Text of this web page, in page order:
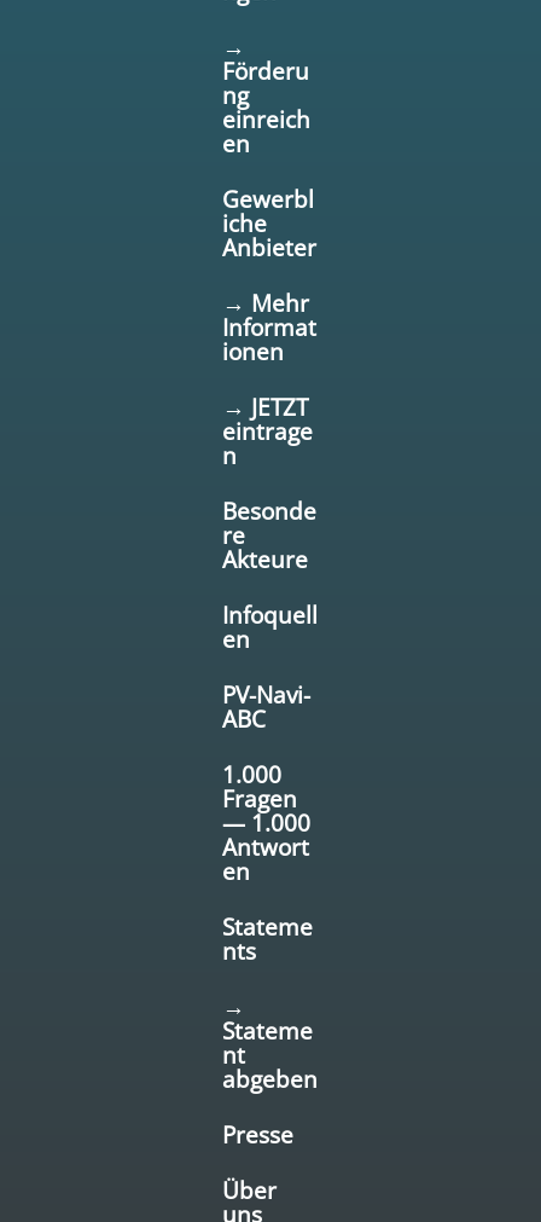
→
Förderu
ng
einreich
en
Gewerbl
iche
Anbieter
→ Mehr
Informat
ionen
→ JETZT
eintrage
n
Besonde
re
Akteure
Infoquell
en
PV-Navi-
ABC
1.000
Fragen
— 1.000
Antwort
en
Stateme
nts
→
Stateme
nt
abgeben
Presse
Über
uns